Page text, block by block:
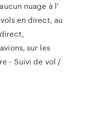
nuage à l'
en direct, au
sur les
- Suivi de vol /